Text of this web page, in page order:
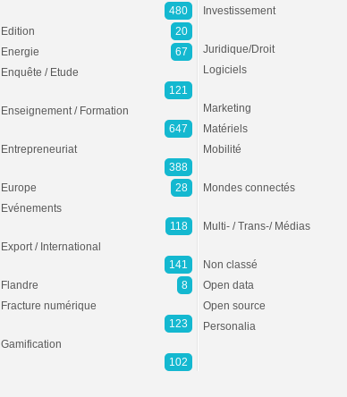
480
Edition
20
Energie
67
Enquête / Etude
121
Enseignement / Formation
647
Entrepreneuriat
388
Europe
28
Evénements
118
Export / International
141
Flandre
8
Fracture numérique
123
Gamification
102
Investissement
Juridique/Droit
Logiciels
Marketing
Matériels
Mobilité
Mondes connectés
Multi- / Trans-/ Médias
Non classé
Open data
Open source
Personalia